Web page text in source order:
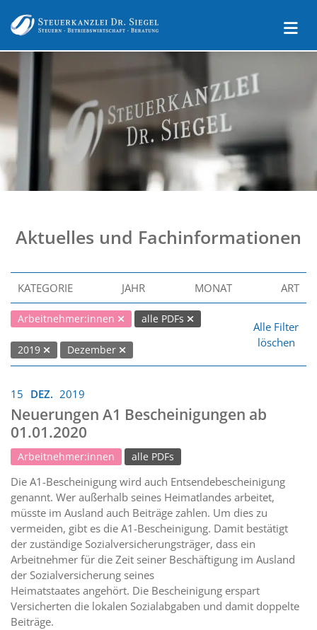
Aktuelles und Fachinformationen
KATEGORIE JAHR MONAT ART
Arbeitnehmer:innen alle PDFs
2019 Dezember
Alle Filter
löschen
15 DEZ. 2019
Neuerungen A1 Bescheinigungen ab
01.01.2020
Arbeitnehmer:innen alle PDFs
Die A1-Bescheinigung wird auch Entsendebescheinigung
genannt. Wer außerhalb seines Heimatlandes arbeitet,
müsste im Ausland auch Beiträge zahlen. Um dies zu
vermeiden, gibt es die A1-Bescheinigung. Damit bestätigt
der zuständige Sozialversicherungsträger, dass ein
Arbeitnehmer für die Zeit seiner Beschäftigung im Ausland
der Sozialversicherung seines
Heimatstaates angehört. Die Bescheinigung erspart
Versicherten die lokalen Sozialabgaben und damit doppelte
Beiträge.